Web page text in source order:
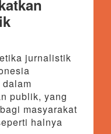
jurnalistik
publik, yang
masyarakat
halnya